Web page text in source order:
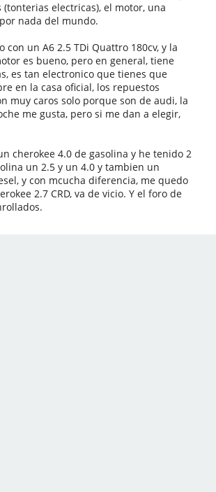
electricas), el motor, una
nada del mundo.
con un A6 2.5 TDi Quattro 180cv, y la
es bueno, pero en general, tiene
es tan electronico que tienes que
en la casa oficial, los repuestos
muy caros solo porque son de audi, la
me gusta, pero si me dan a elegir,
cherokee 4.0 de gasolina y he tenido 2
un 2.5 y un 4.0 y tambien un
y con mcucha diferencia, me quedo
2.7 CRD, va de vicio. Y el foro de